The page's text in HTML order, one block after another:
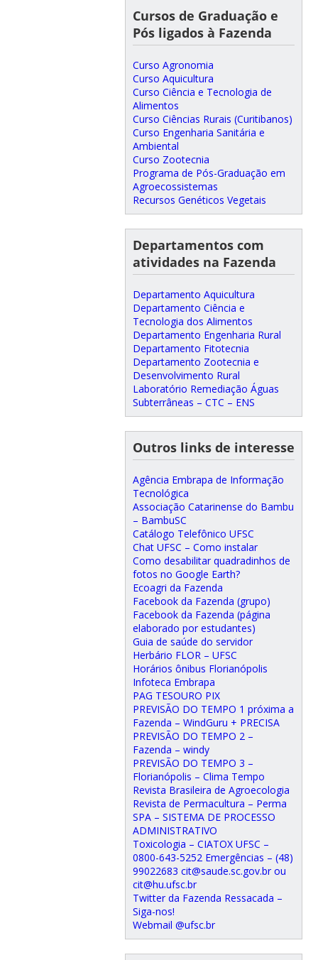
Cursos de Graduação e
Pós ligados à Fazenda
Curso Agronomia
Curso Aquicultura
Curso Ciência e Tecnologia de
Alimentos
Curso Ciências Rurais (Curitibanos)
Curso Engenharia Sanitária e
Ambiental
Curso Zootecnia
Programa de Pós-Graduação em
Agroecossistemas
Recursos Genéticos Vegetais
Departamentos com
atividades na Fazenda
Departamento Aquicultura
Departamento Ciência e
Tecnologia dos Alimentos
Departamento Engenharia Rural
Departamento Fitotecnia
Departamento Zootecnia e
Desenvolvimento Rural
Laboratório Remediação Águas
Subterrâneas – CTC – ENS
Outros links de interesse
Agência Embrapa de Informação
Tecnológica
Associação Catarinense do Bambu
– BambuSC
Catálogo Telefônico UFSC
Chat UFSC – Como instalar
Como desabilitar quadradinhos de
fotos no Google Earth?
Ecoagri da Fazenda
Facebook da Fazenda (grupo)
Facebook da Fazenda (página
elaborado por estudantes)
Guia de saúde do servidor
Herbário FLOR – UFSC
Horários ônibus Florianópolis
Infoteca Embrapa
PAG TESOURO PIX
PREVISÃO DO TEMPO 1 próxima a
Fazenda – WindGuru + PRECISA
PREVISÃO DO TEMPO 2 –
Fazenda – windy
PREVISÃO DO TEMPO 3 –
Florianópolis – Clima Tempo
Revista Brasileira de Agroecologia
Revista de Permacultura – Perma
SPA – SISTEMA DE PROCESSO
ADMINISTRATIVO
Toxicologia – CIATOX UFSC –
0800-643-5252 Emergências – (48)
99022683 cit@saude.sc.gov.br ou
cit@hu.ufsc.br
Twitter da Fazenda Ressacada –
Siga-nos!
Webmail @ufsc.br